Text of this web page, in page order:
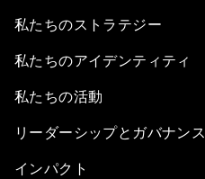
私たちのストラテジー
私たちのアイデンティティ
私たちの活動
リーダーシップとガバナンス
インパクト